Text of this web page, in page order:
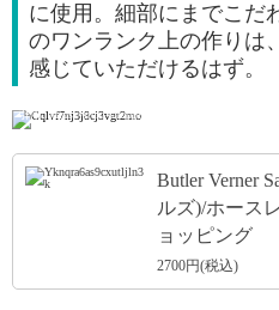
に使用。細部にまでこだ
のワンランク上の作りは
感じていただけるはず。
引用: https://item-shopping.c.yimg.jp/i/l/anagram_ja-
Butler Verner
ルズ)/ホース
ョッピング
2700円(税込)